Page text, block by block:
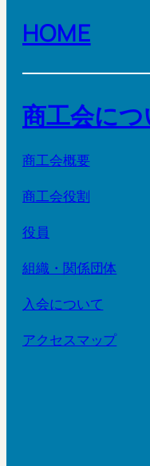
HOME
商工会につ
商工会概要
商工会役割
役員
組織・関係団体
入会について
アクセスマップ